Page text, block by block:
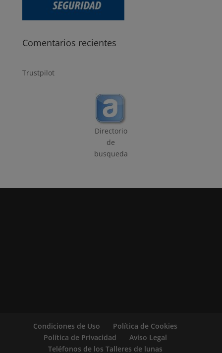
Comentarios recientes
Trustpilot
Directorio
de
busqueda
Condiciones de Uso
Política de Cookies
Política de Privacidad
Aviso Legal
Teléfonos de los Talleres de lunas